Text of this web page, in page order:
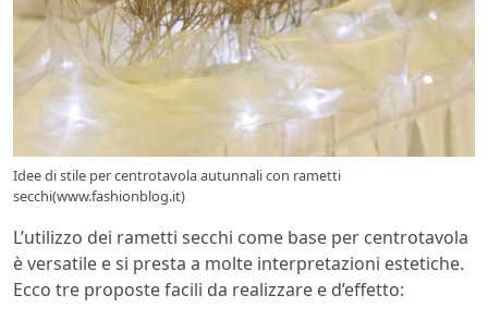
Idee di stile per centrotavola autunnali con rametti
secchi(www.fashionblog.it)
L’utilizzo dei rametti secchi come base per centrotavola
è versatile e si presta a molte interpretazioni estetiche.
Ecco tre proposte facili da realizzare e d’effetto: